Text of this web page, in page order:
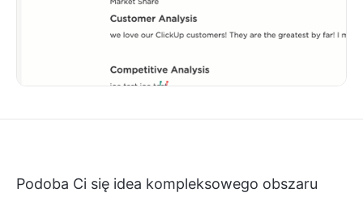
Podoba Ci się idea kompleksowego obszaru